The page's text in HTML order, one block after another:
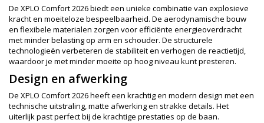
De XPLO Comfort 2026 biedt een unieke combinatie van explosieve
kracht en moeiteloze bespeelbaarheid. De aerodynamische bouw
en flexibele materialen zorgen voor efficiënte energieoverdracht
met minder belasting op arm en schouder. De structurele
technologieën verbeteren de stabiliteit en verhogen de reactietijd,
waardoor je met minder moeite op hoog niveau kunt presteren.
Design en afwerking
De XPLO Comfort 2026 heeft een krachtig en modern design met een
technische uitstraling, matte afwerking en strakke details. Het
uiterlijk past perfect bij de krachtige prestaties op de baan.